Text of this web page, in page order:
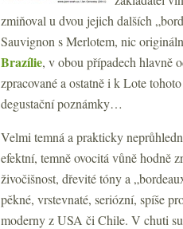
zmiňoval u dvou jejich dalších
Sauvignon s Merlotem, nic
Brazílie, v obou případech hlavně
zpracované a ostatně i k Lote
degustační poznámky…
Velmi temná a prakticky
efektní, temně ovocitá vůně hodně
živočišnost, dřevité tóny a
pěkné, vrstevnaté, seriózní, spíše
moderny z USA či Chile. V chuti